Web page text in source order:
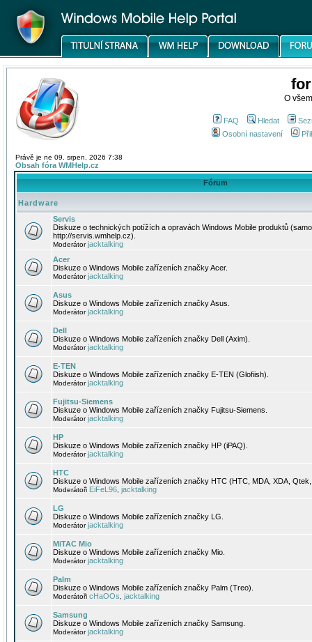
O
FAQ Hledat
Osobní nastavení
Právě je ne 09. srpen, 2026 7:38
Obsah fóra WMHelp.cz
Fórum
Hardware
Servis
Diskuze o technických potížích a opravách Windows Mobile produktů
http://servis.wmhelp.cz).
Moderátorjacktalking
Acer
Diskuze o Windows Mobile zařízeních značky Acer.
Moderátorjacktalking
Asus
Diskuze o Windows Mobile zařízeních značky Asus.
Moderátorjacktalking
Dell
Diskuze o Windows Mobile zařízeních značky Dell (Axim).
Moderátorjacktalking
E-TEN
Diskuze o Windows Mobile zařízeních značky E-TEN (Glofiish).
Moderátorjacktalking
Fujitsu-Siemens
Diskuze o Windows Mobile zařízeních značky Fujitsu-Siemens.
Moderátorjacktalking
HP
Diskuze o Windows Mobile zařízeních značky HP (iPAQ).
Moderátorjacktalking
HTC
Diskuze o Windows Mobile zařízeních značky HTC (HTC, MDA, XDA,
Moderátoři EiFeL96 jacktalking
LG
Diskuze o Windows Mobile zařízeních značky LG.
Moderátorjacktalking
MiTAC Mio
Diskuze o Windows Mobile zařízeních značky Mio.
Moderátorjacktalking
Palm
Diskuze o Windows Mobile zařízeních značky Palm (Treo).
Moderátoři cHaOOs jacktalking
Samsung
Diskuze o Windows Mobile zařízeních značky Samsung.
Moderátorjacktalking